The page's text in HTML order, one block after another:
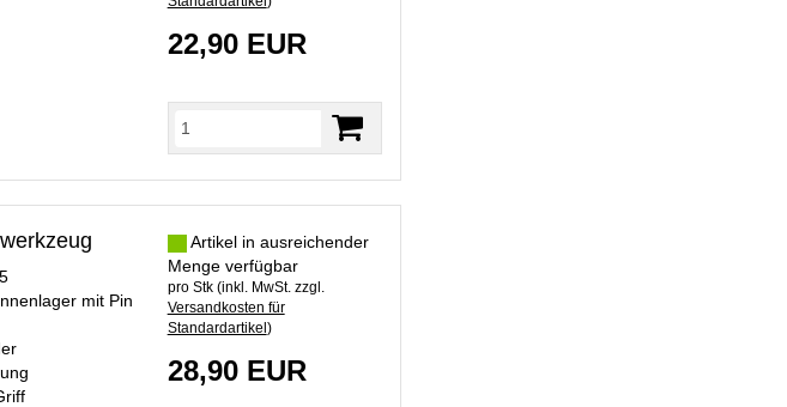
22,90 EUR
mit Pin
Artikel in ausreichender
Menge verfügbar
pro Stk (inkl. MwSt. zzgl.
Versandkosten für
Standardartikel )
28,90 EUR